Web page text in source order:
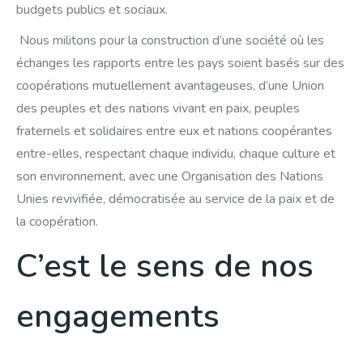
budgets publics et sociaux.
Nous militons pour la construction d’une société où les
échanges les rapports entre les pays soient basés sur des
coopérations mutuellement avantageuses, d’une Union
des peuples et des nations vivant en paix, peuples
fraternels et solidaires entre eux et nations coopérantes
entre-elles, respectant chaque individu, chaque culture et
son environnement, avec une Organisation des Nations
Unies revivifiée, démocratisée au service de la paix et de
la coopération.
C’est le sens de nos
engagements